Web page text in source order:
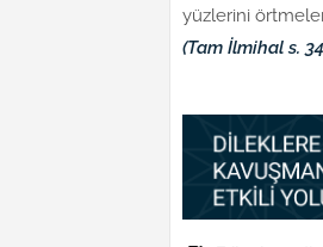
yüzlerini
(Tam İlmihal s.